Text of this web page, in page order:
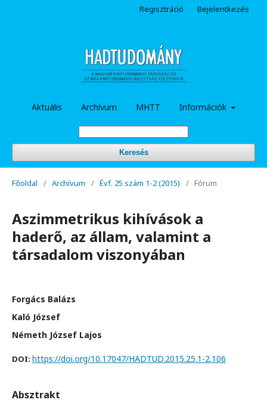
Aktuális Archívum MHTT Információk
Keresés
Regisztráció Bejelentkezés
Főoldal / Archívum / Évf. 25 szám 1-2 (2015) / Fórum
Aszimmetrikus kihívások a
haderő, az állam, valamint a
társadalom viszonyában
Forgács Balázs
Kaló József
Németh József Lajos
DOI: https://doi.org/10.17047/HADTUD.2015.25.1-2.106
Absztrakt